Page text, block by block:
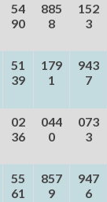
54
90
885
8
152
3
51
39
179
1
943
7
02
36
044
0
073
3
55
61
857
9
947
6